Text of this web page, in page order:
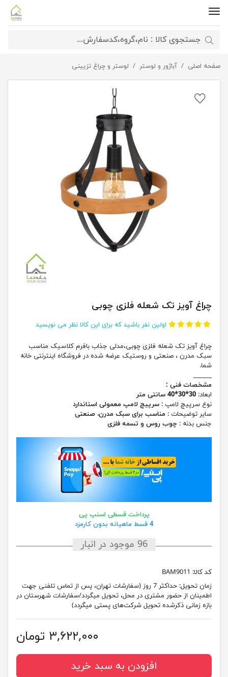
صفحه اصلی آباژور و لوستر لوستر و چراغ تزیینیچراغ آویز تک شعله فلزی چوبی
چراغ آویز تک شعله فلزی چوبی
اولین نفر باشید که برای این کالا نظر می نویسید
چراغ آویز تک شعله فلزی چوبی،مدلی جذاب بافرم کلاسیک مناسب
سبک مدرن ، صنعتی و روستیک عرضه شده در فروشگاه اینترنتی خانه
شما.
______
مشخصات فنی :
ابعاد: 30*30*40 سانتی متر
نوع سرپیچ لامپ : سرپیچ لامپ معمولی استاندارد
سایر توضیحات : مناسب برای سبک مدرن، صنعتی
جنس بدنه : چوب روس و تسمه فلزی
پرداخت قسطی اسنپ پی
4 قسط ماهیانه بدون کارمزد
96 موجود در انبار
کد کالا: BAM9011
زمان تحویل:
حداکثر 7 روز (سفارشات تهران، پس از تماس تلفنی جهت
اطمینان از حضور مشتری در محل، تحویل میگردد/سفارشات شهرستان در
بازه زمانی ذکرشده تحویل شرکت‌های پستی میگردد)
۳,۶۲۲,۰۰۰ تومان
افزودن به سبد خرید